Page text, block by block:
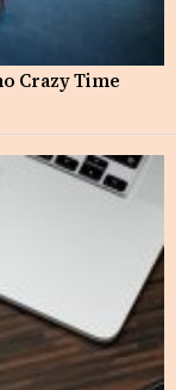
Crazy Time